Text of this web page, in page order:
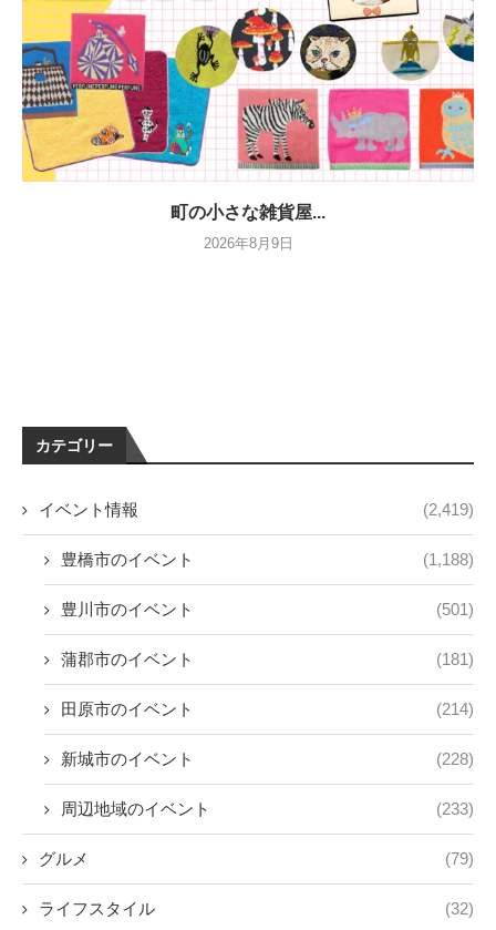
町の小さな雑貨屋...
2026年8月9日
カテゴリー
イベント情報 (2,419)
豊橋市のイベント (1,188)
豊川市のイベント (501)
蒲郡市のイベント (181)
田原市のイベント (214)
新城市のイベント (228)
周辺地域のイベント (233)
グルメ (79)
ライフスタイル (32)